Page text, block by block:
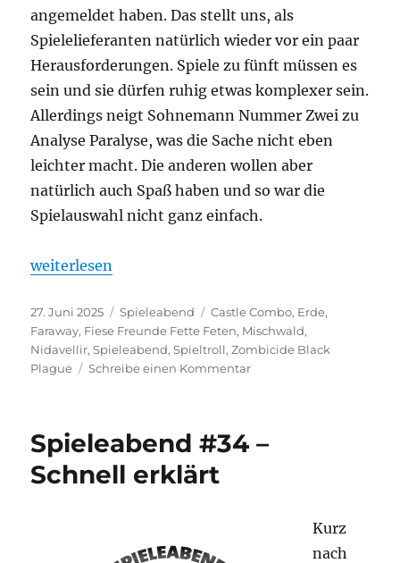
angemeldet haben. Das stellt uns, als
Spielelieferanten natürlich wieder vor ein paar
Herausforderungen. Spiele zu fünft müssen es
sein und sie dürfen ruhig etwas komplexer sein.
Allerdings neigt Sohnemann Nummer Zwei zu
Analyse Paralyse, was die Sache nicht eben
leichter macht. Die anderen wollen aber
natürlich auch Spaß haben und so war die
Spielauswahl nicht ganz einfach.
„Spieleabend #35 – Ich wette, Bruuda!“
weiterlesen
Veröffentlicht
am
27. Juni 2025 Kategorien
Spieleabend Schlagwörter
Castle Combo, Erde,
Faraway, Fiese Freunde Fette Feten, Mischwald,
Nidavellir,Spieleabend,Spieltroll,Zombicide Black
Plague
Schreibe einen Kommentarzu
Ich
Spieleabend #34 –
Schnell erklärt
Kurz
nach